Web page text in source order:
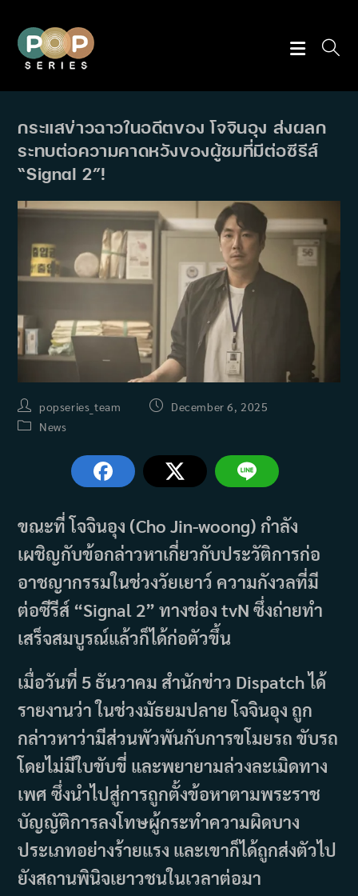
content
กระแสข่าวฉาวในอดีตของ โจจินอุง ส่งผลก
ระทบต่อความคาดหวังของผู้ชมที่มีต่อซีรีส์
“Signal 2”!
Post
author:
popseries_team
PostDecember 6, 2025
PostNews
ขณะที่ โจจินอุง (Cho Jin-woong) กำลัง
เผชิญกับข้อกล่าวหาเกี่ยวกับประวัติการก่อ
อาชญากรรมในช่วงวัยเยาว์ ความกังวลที่มี
ต่อซีรีส์ “Signal 2” ทางช่อง tvN ซึ่งถ่ายทำ
เสร็จสมบูรณ์แล้วก็ได้ก่อตัวขึ้น
เมื่อวันที่ 5 ธันวาคม สำนักข่าว Dispatch ได้
รายงานว่า ในช่วงมัธยมปลาย โจจินอุง ถูก
กล่าวหาว่ามีส่วนพัวพันกับการขโมยรถ ขับรถ
โดยไม่มีใบขับขี่ และพยายามล่วงละเมิดทาง
เพศ ซึ่งนำไปสู่การถูกตั้งข้อหาตามพระราช
บัญญัติการลงโทษผู้กระทำความผิดบาง
ประเภทอย่างร้ายแรง และเขาก็ได้ถูกส่งตัวไป
ยังสถานพินิจเยาวชนในเวลาต่อมา